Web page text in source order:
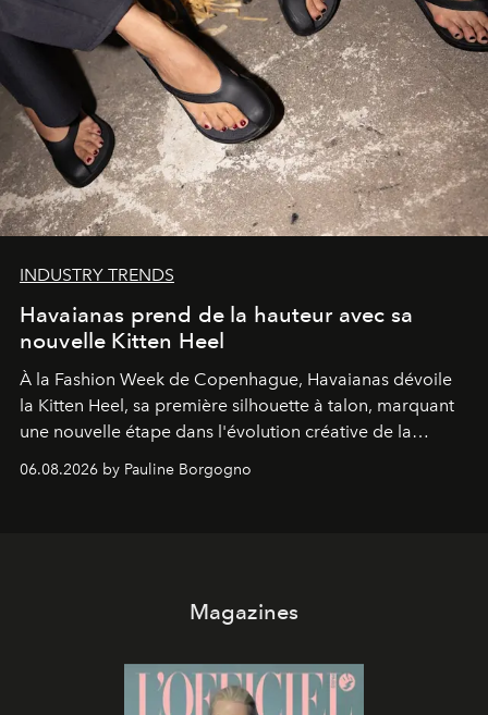
INDUSTRY TRENDS
Havaianas prend de la hauteur avec sa
nouvelle Kitten Heel
À la Fashion Week de Copenhague, Havaianas dévoile
la Kitten Heel, sa première silhouette à talon, marquant
une nouvelle étape dans l'évolution créative de la
06.08.2026 by Pauline Borgogno
Magazines